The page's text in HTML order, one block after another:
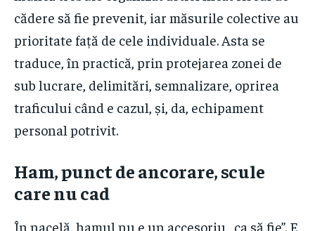
cădere să fie prevenit, iar măsurile colective au
prioritate față de cele individuale. Asta se
traduce, în practică, prin protejarea zonei de
sub lucrare, delimitări, semnalizare, oprirea
traficului când e cazul, și, da, echipament
personal potrivit.
Ham, punct de ancorare, scule
care nu cad
În nacelă, hamul nu e un accesoriu „ca să fie”. E